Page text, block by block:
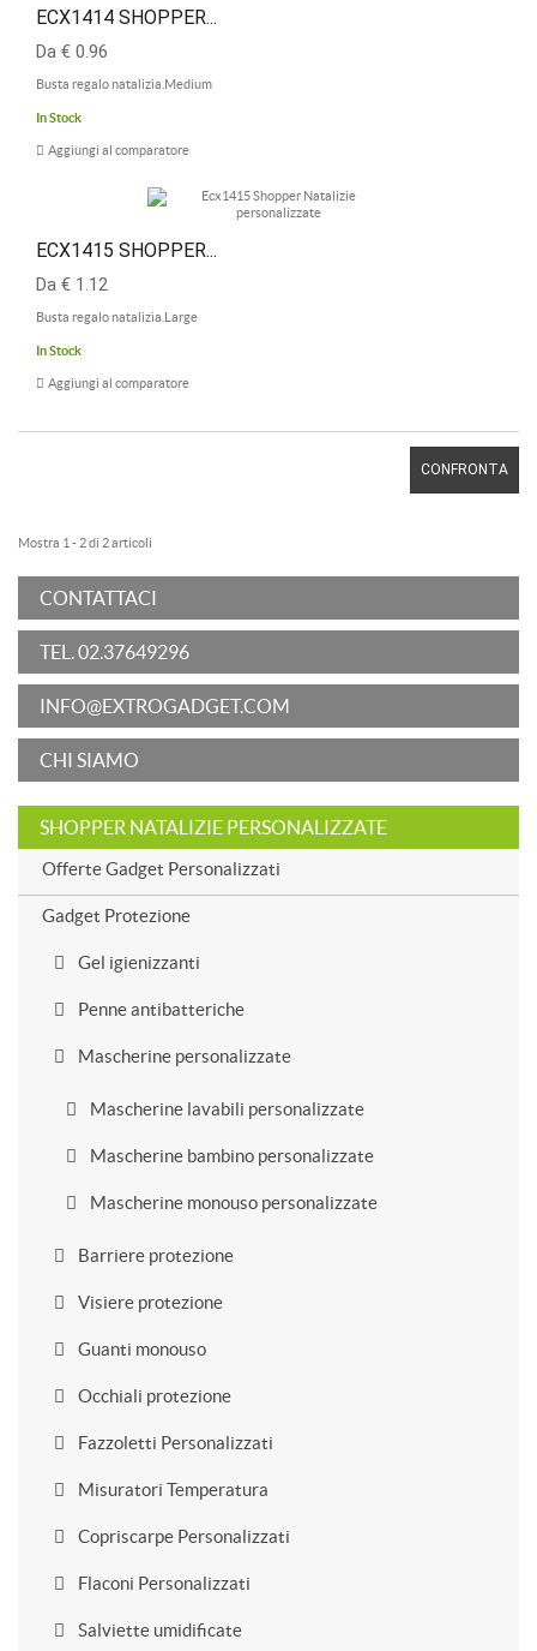
ECX1414 SHOPPER...
Da € 0.96
Busta regalo natalizia.Medium
In Stock
Aggiungi al comparatore
ECX1415 SHOPPER...
Da € 1.12
Busta regalo natalizia.Large
In Stock
Aggiungi al comparatore
CONFRONTA
Mostra 1 - 2 di 2 articoli
CONTATTACI
TEL. 02.37649296
INFO@EXTROGADGET.COM
CHI SIAMO
SHOPPER NATALIZIE PERSONALIZZATE
Offerte Gadget Personalizzati
Gadget Protezione
Gel igienizzanti
Penne antibatteriche
Mascherine personalizzate
Mascherine lavabili personalizzate
Mascherine bambino personalizzate
Mascherine monouso personalizzate
Barriere protezione
Visiere protezione
Guanti monouso
Occhiali protezione
Fazzoletti Personalizzati
Misuratori Temperatura
Copriscarpe Personalizzati
Flaconi Personalizzati
Salviette umidificate